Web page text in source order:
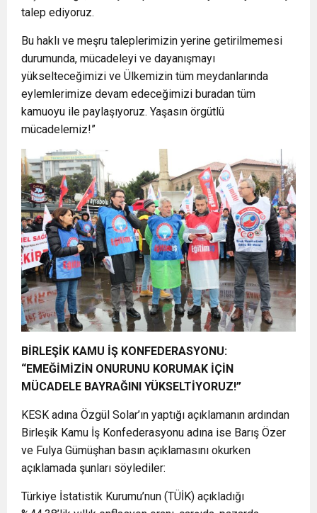
talep ediyoruz.
Bu haklı ve meşru taleplerimizin yerine getirilmemesi
durumunda, mücadeleyi ve dayanışmayı
yükselteceğimizi ve Ülkemizin tüm meydanlarında
eylemlerimize devam edeceğimizi buradan tüm
kamuoyu ile paylaşıyoruz. Yaşasın örgütlü
mücadelemiz!”
BİRLEŞİK KAMU İŞ KONFEDERASYONU:
“EMEĞİMİZİN ONURUNU KORUMAK İÇİN
MÜCADELE BAYRAĞINI YÜKSELTİYORUZ!”
KESK adına Özgül Solar’ın yaptığı açıklamanın ardından
Birleşik Kamu İş Konfederasyonu adına ise Barış Özer
ve Fulya Gümüşhan basın açıklamasını okurken
açıklamada şunları söylediler:
Türkiye İstatistik Kurumu’nun (TÜİK) açıkladığı